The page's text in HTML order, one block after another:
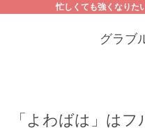
忙しくても強くなり
グラブ
「よわばは」は